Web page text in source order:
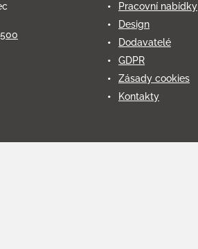
Pracovní nabídky
Design
Dodavatelé
GDPR
Zásady cookies
Kontakty